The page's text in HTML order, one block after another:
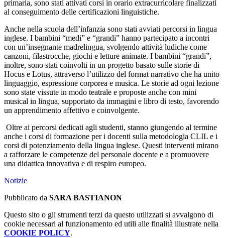
primaria, sono stati attivati corsi in orario extracurricolare finalizzati
al conseguimento delle certificazioni linguistiche.
Anche nella scuola dell’infanzia sono stati avviati percorsi in lingua
inglese. I bambini “medi” e “grandi” hanno partecipato a incontri
con un’insegnante madrelingua, svolgendo attività ludiche come
canzoni, filastrocche, giochi e letture animate. I bambini “grandi”,
inoltre, sono stati coinvolti in un progetto basato sulle storie di
Hocus e Lotus, attraverso l’utilizzo del format narrativo che ha unito
linguaggio, espressione corporea e musica. Le storie ad ogni lezione
sono state vissute in modo teatrale e proposte anche con mini
musical in lingua, supportato da immagini e libro di testo, favorendo
un apprendimento affettivo e coinvolgente.
Oltre ai percorsi dedicati agli studenti, stanno giungendo al termine
anche i corsi di formazione per i docenti sulla metodologia CLIL e i
corsi di potenziamento della lingua inglese. Questi interventi mirano
a rafforzare le competenze del personale docente e a promuovere
una didattica innovativa e di respiro europeo.
Notizie
Pubblicato da SARA BASTIANON
Questo sito o gli strumenti terzi da questo utilizzati si avvalgono di
cookie necessari al funzionamento ed utili alle finalità illustrate nella
COOKIE POLICY.